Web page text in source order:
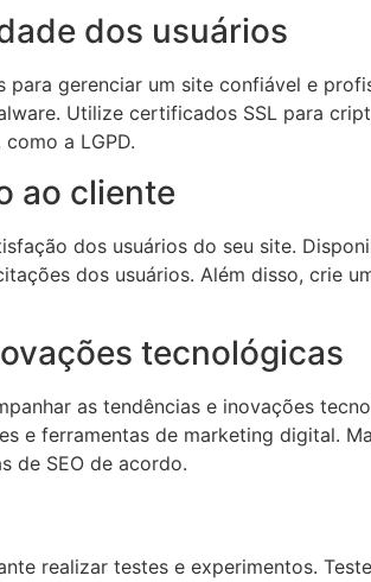
dos usuários
gerenciar um site confiável e
Utilize certificados SSL para
a LGPD.
ao cliente
dos usuários do seu site.
dos usuários. Além disso, crie
tecnológicas
as tendências e inovações
e ferramentas de marketing digital.
de SEO de acordo.
realizar testes e experimentos.